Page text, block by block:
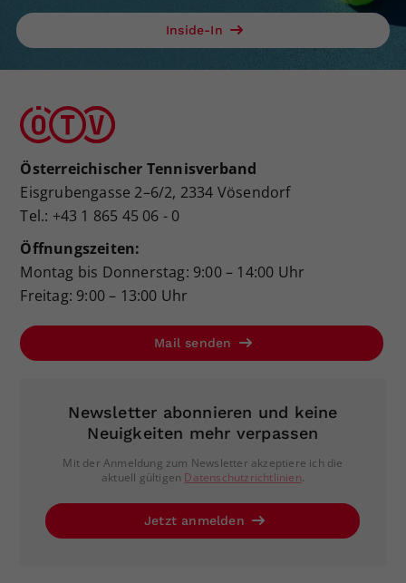
Inside-In
Österreichischer Tennisverband
Eisgrubengasse 2–6/2, 2334 Vösendorf
Tel.: +43 1 865 45 06 - 0
Öffnungszeiten:
Montag bis Donnerstag: 9:00 – 14:00 Uhr
Freitag: 9:00 – 13:00 Uhr
Mail senden
Newsletter abonnieren und keine
Neuigkeiten mehr verpassen
Mit der Anmeldung zum Newsletter akzeptiere ich die
aktuell gültigen Datenschutzrichtlinien.
Jetzt anmelden